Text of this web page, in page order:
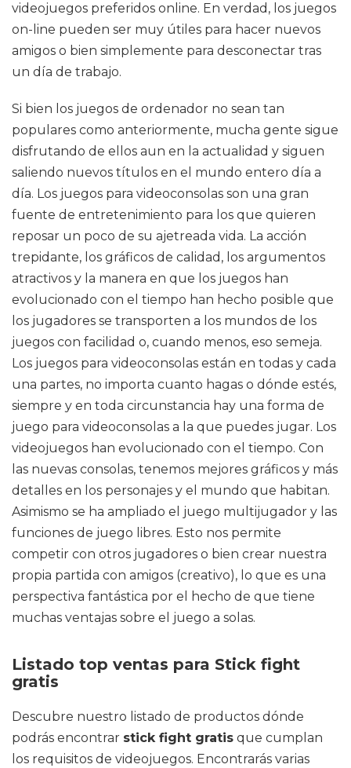
videojuegos preferidos online. En verdad, los juegos
on-line pueden ser muy útiles para hacer nuevos
amigos o bien simplemente para desconectar tras
un día de trabajo.
Si bien los juegos de ordenador no sean tan
populares como anteriormente, mucha gente sigue
disfrutando de ellos aun en la actualidad y siguen
saliendo nuevos títulos en el mundo entero día a
día. Los juegos para videoconsolas son una gran
fuente de entretenimiento para los que quieren
reposar un poco de su ajetreada vida. La acción
trepidante, los gráficos de calidad, los argumentos
atractivos y la manera en que los juegos han
evolucionado con el tiempo han hecho posible que
los jugadores se transporten a los mundos de los
juegos con facilidad o, cuando menos, eso semeja.
Los juegos para videoconsolas están en todas y cada
una partes, no importa cuanto hagas o dónde estés,
siempre y en toda circunstancia hay una forma de
juego para videoconsolas a la que puedes jugar. Los
videojuegos han evolucionado con el tiempo. Con
las nuevas consolas, tenemos mejores gráficos y más
detalles en los personajes y el mundo que habitan.
Asimismo se ha ampliado el juego multijugador y las
funciones de juego libres. Esto nos permite
competir con otros jugadores o bien crear nuestra
propia partida con amigos (creativo), lo que es una
perspectiva fantástica por el hecho de que tiene
muchas ventajas sobre el juego a solas.
Listado top ventas para Stick fight
gratis
Descubre nuestro listado de productos dónde
podrás encontrar stick fight gratis que cumplan
los requisitos de videojuegos. Encontrarás varias